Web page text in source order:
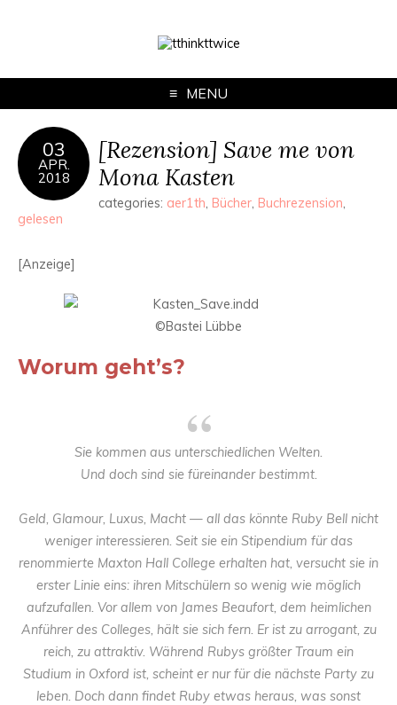
MENU
03
APR.
2018
[Rezension] Save me von
Mona Kasten
categories: aer1th, Bücher, Buchrezension,
gelesen
[Anzeige]
©Bastei Lübbe
Worum geht’s?
Sie kommen aus unterschiedlichen Welten.
Und doch sind sie füreinander bestimmt.
Geld, Glamour, Luxus, Macht — all das könnte Ruby Bell nicht
weniger interessieren. Seit sie ein Stipendium für das
renommierte Maxton Hall College erhalten hat, versucht sie in
erster Linie eins: ihren Mitschülern so wenig wie möglich
aufzufallen. Vor allem von James Beaufort, dem heimlichen
Anführer des Colleges, hält sie sich fern. Er ist zu arrogant, zu
reich, zu attraktiv. Während Rubys größter Traum ein
Studium in Oxford ist, scheint er nur für die nächste Party zu
leben. Doch dann findet Ruby etwas heraus, was sonst